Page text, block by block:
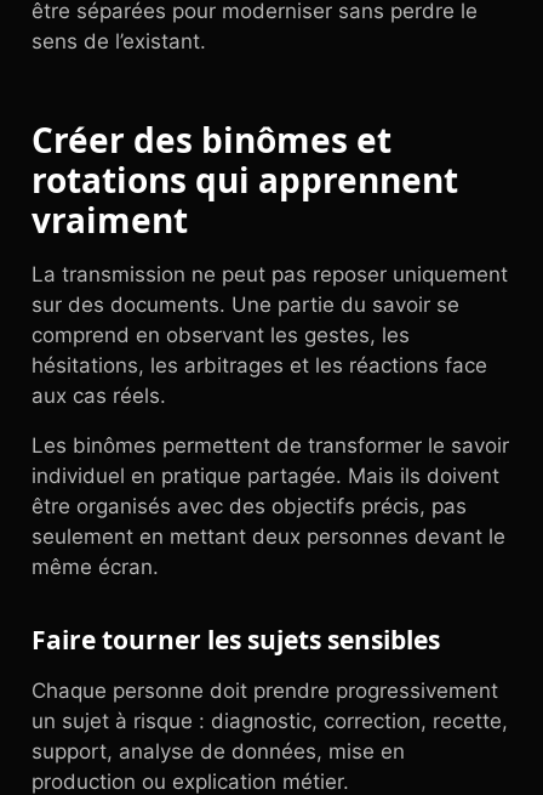
être séparées pour moderniser sans perdre le
sens de l’existant.
Créer des binômes et
rotations qui apprennent
vraiment
La transmission ne peut pas reposer uniquement
sur des documents. Une partie du savoir se
comprend en observant les gestes, les
hésitations, les arbitrages et les réactions face
aux cas réels.
Les binômes permettent de transformer le savoir
individuel en pratique partagée. Mais ils doivent
être organisés avec des objectifs précis, pas
seulement en mettant deux personnes devant le
même écran.
Faire tourner les sujets sensibles
Chaque personne doit prendre progressivement
un sujet à risque : diagnostic, correction, recette,
support, analyse de données, mise en
production ou explication métier.